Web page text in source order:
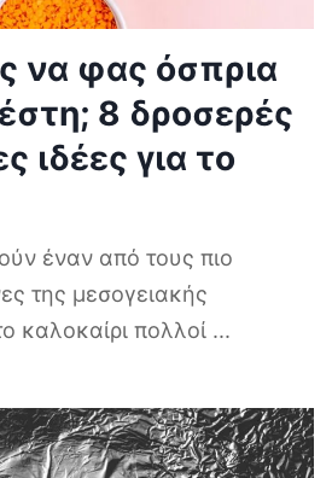
να φας όσπρια
8 δροσερές
ιδέες για το
έναν από τους πιο
της μεσογειακής
καλοκαίρι πολλοί ...